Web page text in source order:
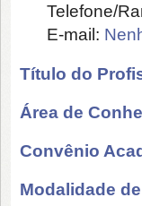
Telefone/
E-mail:
Título do
Área de
Convênio
Modalidade